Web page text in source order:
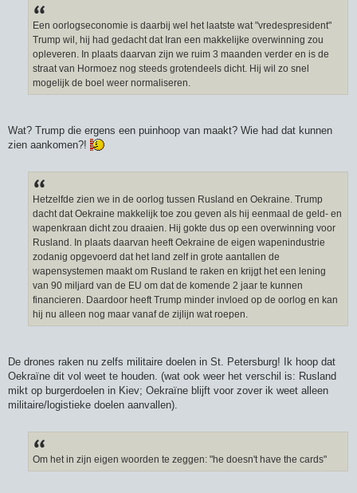
Een oorlogseconomie is daarbij wel het laatste wat "vredespresident"
Trump wil, hij had gedacht dat Iran een makkelijke overwinning zou
opleveren. In plaats daarvan zijn we ruim 3 maanden verder en is de
straat van Hormoez nog steeds grotendeels dicht. Hij wil zo snel
mogelijk de boel weer normaliseren.
Wat? Trump die ergens een puinhoop van maakt? Wie had dat kunnen
zien aankomen?!
Hetzelfde zien we in de oorlog tussen Rusland en Oekraine. Trump
dacht dat Oekraine makkelijk toe zou geven als hij eenmaal de geld- en
wapenkraan dicht zou draaien. Hij gokte dus op een overwinning voor
Rusland. In plaats daarvan heeft Oekraine de eigen wapenindustrie
zodanig opgevoerd dat het land zelf in grote aantallen de
wapensystemen maakt om Rusland te raken en krijgt het een lening
van 90 miljard van de EU om dat de komende 2 jaar te kunnen
financieren. Daardoor heeft Trump minder invloed op de oorlog en kan
hij nu alleen nog maar vanaf de zijlijn wat roepen.
De drones raken nu zelfs militaire doelen in St. Petersburg! Ik hoop dat
Oekraïne dit vol weet te houden. (wat ook weer het verschil is: Rusland
mikt op burgerdoelen in Kiev; Oekraïne blijft voor zover ik weet alleen
militaire/logistieke doelen aanvallen).
Om het in zijn eigen woorden te zeggen: "he doesn't have the cards"